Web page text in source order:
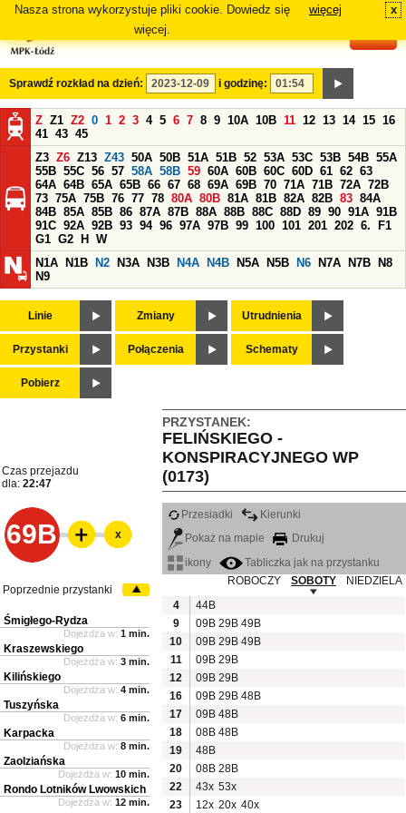
Nasza strona wykorzystuje pliki cookie. Dowiedz się
więcej.
więcej x
Sprawdź rozkład na dzień: i godzinę:
Z Z1 Z2 0 1 2 3 4 5 6 7 8 9 10A 10B 11 12 13 14 15 16
41 43 45
Z3 Z6 Z13 Z43 50A 50B 51A 51B 52 53A 53C 53B 54B 55A
55B 55C 56 57 58A 58B 59 60A 60B 60C 60D 61 62 63
64A 64B 65A 65B 66 67 68 69A 69B 70 71A 71B 72A 72B
73 75A 75B 76 77 78 80A 80B 81A 81B 82A 82B 83 84A
84B 85A 85B 86 87A 87B 88A 88B 88C 88D 89 90 91A 91B
91C 92A 92B 93 94 96 97A 97B 99 100 101 201 202 6.
F1
G1 G2 H
W
N1A
N1B N2 N3A N3B N4A N4B N5A N5B N6 N7A N7B
N8
N9
Linie Zmiany Utrudnienia
Przystanki Połączenia Schematy
Pobierz
PRZYSTANEK:
FELIŃSKIEGO -
KONSPIRACYJNEGO WP
(0173)
Czas przejazdu
dla: 22:47
69B
Przesiadki
Kierunki
Pokaż na mapie
Drukuj
ikony
Tabliczka jak na przystanku
ROBOCZY
SOBOTY
NIEDZIELA
4
44B
9
09B 29B 49B
10
09B 29B 49B
11
09B 29B
12
09B 29B
16
09B 29B 48B
17
09B 48B
18
08B 48B
19
48B
20
08B 28B
22
43x 53x
23
12x 20x 40x
x
Poprzednie przystanki
Śmigłego-Rydza
Dojeżdża w: 1 min.
Kraszewskiego
Dojeżdża w: 3 min.
Kilińskiego
Dojeżdża w: 4 min.
Tuszyńska
Dojeżdża w: 6 min.
Karpacka
Dojeżdża w: 8 min.
Zaolziańska
Dojeżdża w: 10 min.
Rondo Lotników Lwowskich
Dojeżdża w: 12 min.